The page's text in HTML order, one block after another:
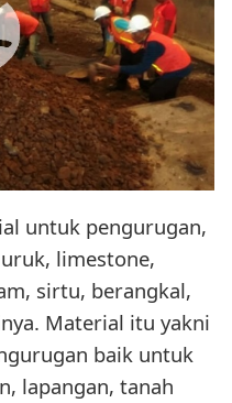
untuk pengurugan,
limestone,
sirtu, berangkal,
Material itu yakni
baik untuk
lapangan, tanah